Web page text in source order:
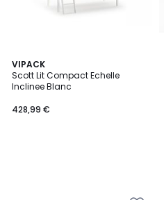
VIPACK
Scott Lit Compact Echelle
Inclinee Blanc
428,99 €